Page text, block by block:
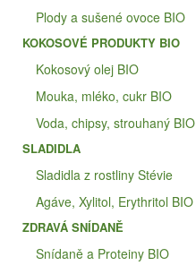
Plody a sušené ovoce BIO
KOKOSOVÉ PRODUKTY BIO
Kokosový olej BIO
Mouka, mléko, cukr BIO
Voda, chipsy, strouhaný BIO
SLADIDLA
Sladidla z rostliny Stévie
Agáve, Xylitol, Erythritol BIO
ZDRAVÁ SNÍDANĚ
Snídaně a Proteiny BIO